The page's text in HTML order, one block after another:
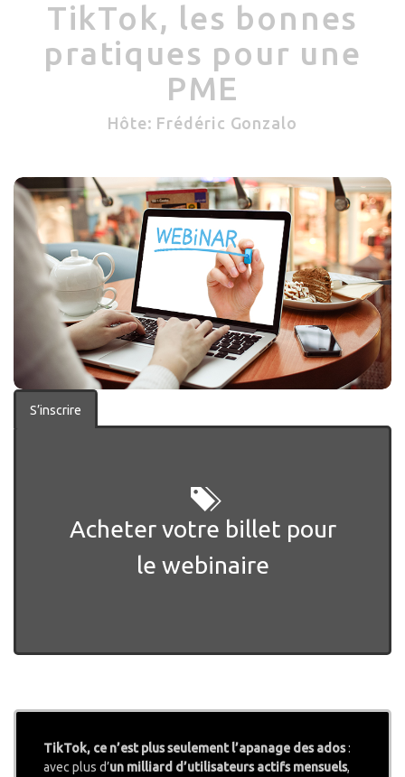
TikTok, les bonnes
pratiques pour une
PME
Hôte: Frédéric Gonzalo
S’inscrire
Acheter votre billet pour
le webinaire
TikTok, ce n’est plus seulement l’apanage des ados:
avec plus d’un milliard d’utilisateurs actifs mensuels,